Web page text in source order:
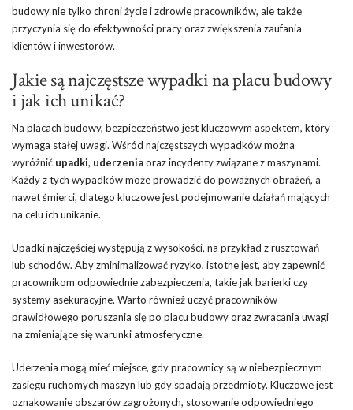
budowy nie tylko chroni życie i zdrowie pracowników, ale także
przyczynia się do efektywności pracy oraz zwiększenia zaufania
klientów i inwestorów.
Jakie są najczęstsze wypadki na placu budowy
i jak ich unikać?
Na placach budowy, bezpieczeństwo jest kluczowym aspektem, który
wymaga stałej uwagi. Wśród najczęstszych wypadków można
wyróżnić upadki, uderzeniaoraz incydenty związane z maszynami.
Każdy z tych wypadków może prowadzić do poważnych obrażeń, a
nawet śmierci, dlatego kluczowe jest podejmowanie działań mających
na celu ich unikanie.
Upadki najczęściej występują z wysokości, na przykład z rusztowań
lub schodów. Aby zminimalizować ryzyko, istotne jest, aby zapewnić
pracownikom odpowiednie zabezpieczenia, takie jak barierki czy
systemy asekuracyjne. Warto również uczyć pracowników
prawidłowego poruszania się po placu budowy oraz zwracania uwagi
na zmieniające się warunki atmosferyczne.
Uderzenia mogą mieć miejsce, gdy pracownicy są w niebezpiecznym
zasięgu ruchomych maszyn lub gdy spadają przedmioty. Kluczowe jest
oznakowanie obszarów zagrożonych, stosowanie odpowiedniego